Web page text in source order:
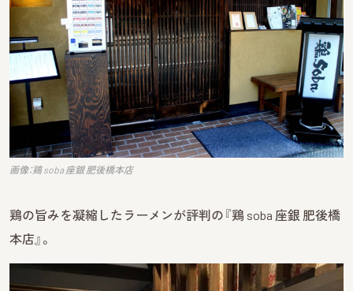
画像：鶏 soba 座銀 肥後橋本店
鶏の旨みを凝縮したラーメンが評判の『鶏 soba 座銀 肥後橋
本店』。